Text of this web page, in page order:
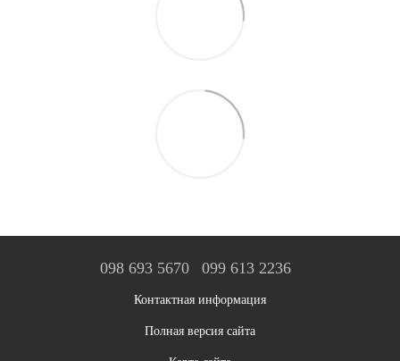
098 693 5670 099 613 2236
Контактная информация
Полная версия сайта